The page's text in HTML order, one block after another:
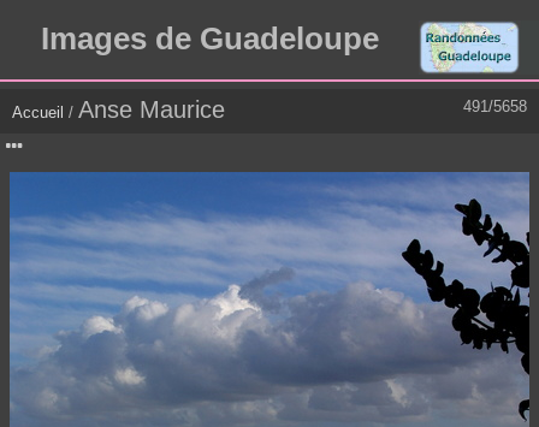
Images de Guadeloupe
491/5658
Accueil / Anse Maurice